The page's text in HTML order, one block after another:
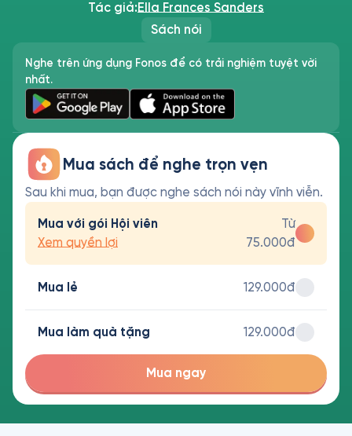
Sách nói
Tác giả:Ella Frances Sanders
Nghe trên ứng dụng Fonos để có trải nghiệm tuyệt vời
nhất.
Mua sách để nghe trọn vẹn
Sau khi mua, bạn được nghe sách nói này vĩnh viễn.
Mua với gói Hội viên
Xem quyền lợi
Từ
75.000đ
Mua lẻ 129.000đ
Mua làm quà tặng 129.000đ
Mua ngay